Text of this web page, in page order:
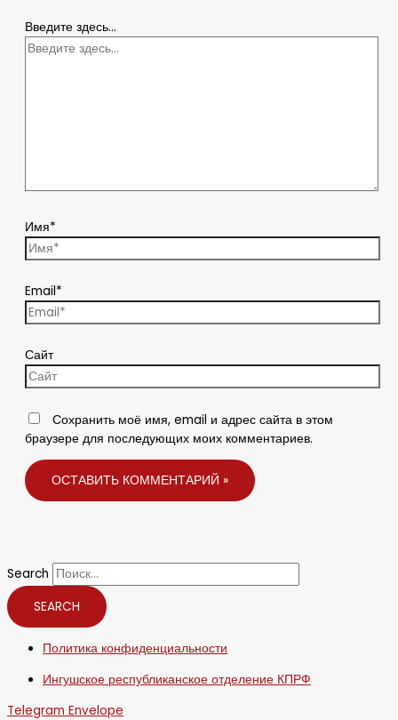
Введите здесь...
Имя*
Email*
Сайт
Сохранить моё имя, email и адрес сайта в этом
браузере для последующих моих комментариев.
Search
SEARCH
Политика конфиденциальности
Ингушское республиканское отделение КПРФ
Telegram Envelope